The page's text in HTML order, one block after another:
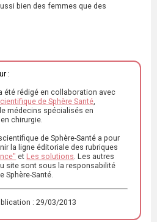
bien des femmes que des
:
été rédigé en collaboration avec
de Sphère Santé,
médecins spécialisés en
chirurgie.
de Sphère-Santé a pour
la ligne éditoriale des rubriques
etLes solutions. Les autres
site sont sous la responsabilité
Sphère-Santé.
: 29/03/2013